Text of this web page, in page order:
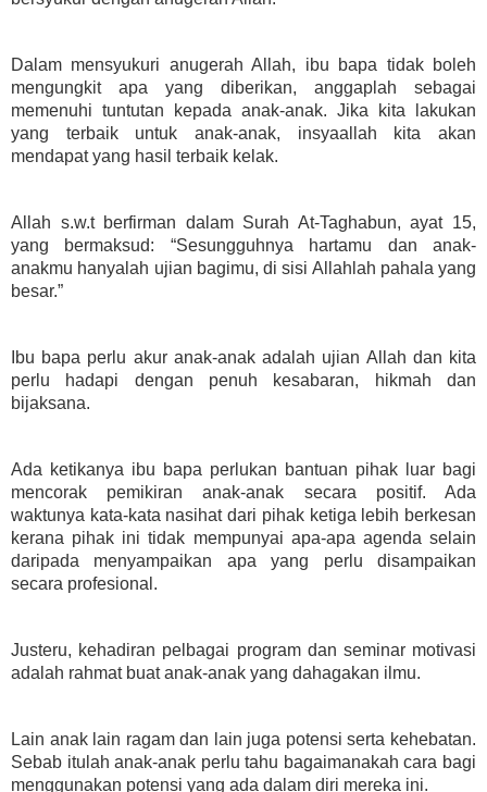
Dalam mensyukuri anugerah Allah, ibu bapa tidak boleh
mengungkit apa yang diberikan, anggaplah sebagai
memenuhi tuntutan kepada anak-anak. Jika kita lakukan
yang terbaik untuk anak-anak, insyaallah kita akan
mendapat yang hasil terbaik kelak.
Allah s.w.t berfirman dalam Surah At-Taghabun, ayat 15,
yang bermaksud: “Sesungguhnya hartamu dan anak-
anakmu hanyalah ujian bagimu, di sisi Allahlah pahala yang
besar.”
Ibu bapa perlu akur anak-anak adalah ujian Allah dan kita
perlu hadapi dengan penuh kesabaran, hikmah dan
bijaksana.
Ada ketikanya ibu bapa perlukan bantuan pihak luar bagi
mencorak pemikiran anak-anak secara positif. Ada
waktunya kata-kata nasihat dari pihak ketiga lebih berkesan
kerana pihak ini tidak mempunyai apa-apa agenda selain
daripada menyampaikan apa yang perlu disampaikan
secara profesional.
Justeru, kehadiran pelbagai program dan seminar motivasi
adalah rahmat buat anak-anak yang dahagakan ilmu.
Lain anak lain ragam dan lain juga potensi serta kehebatan.
Sebab itulah anak-anak perlu tahu bagaimanakah cara bagi
menggunakan potensi yang ada dalam diri mereka ini.